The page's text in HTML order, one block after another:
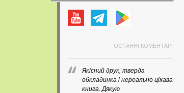
ОСТАННІ КОМЕНТАРІ
Якісний друк, тверда
обкладинка і нереально цікава
книга. Дякую